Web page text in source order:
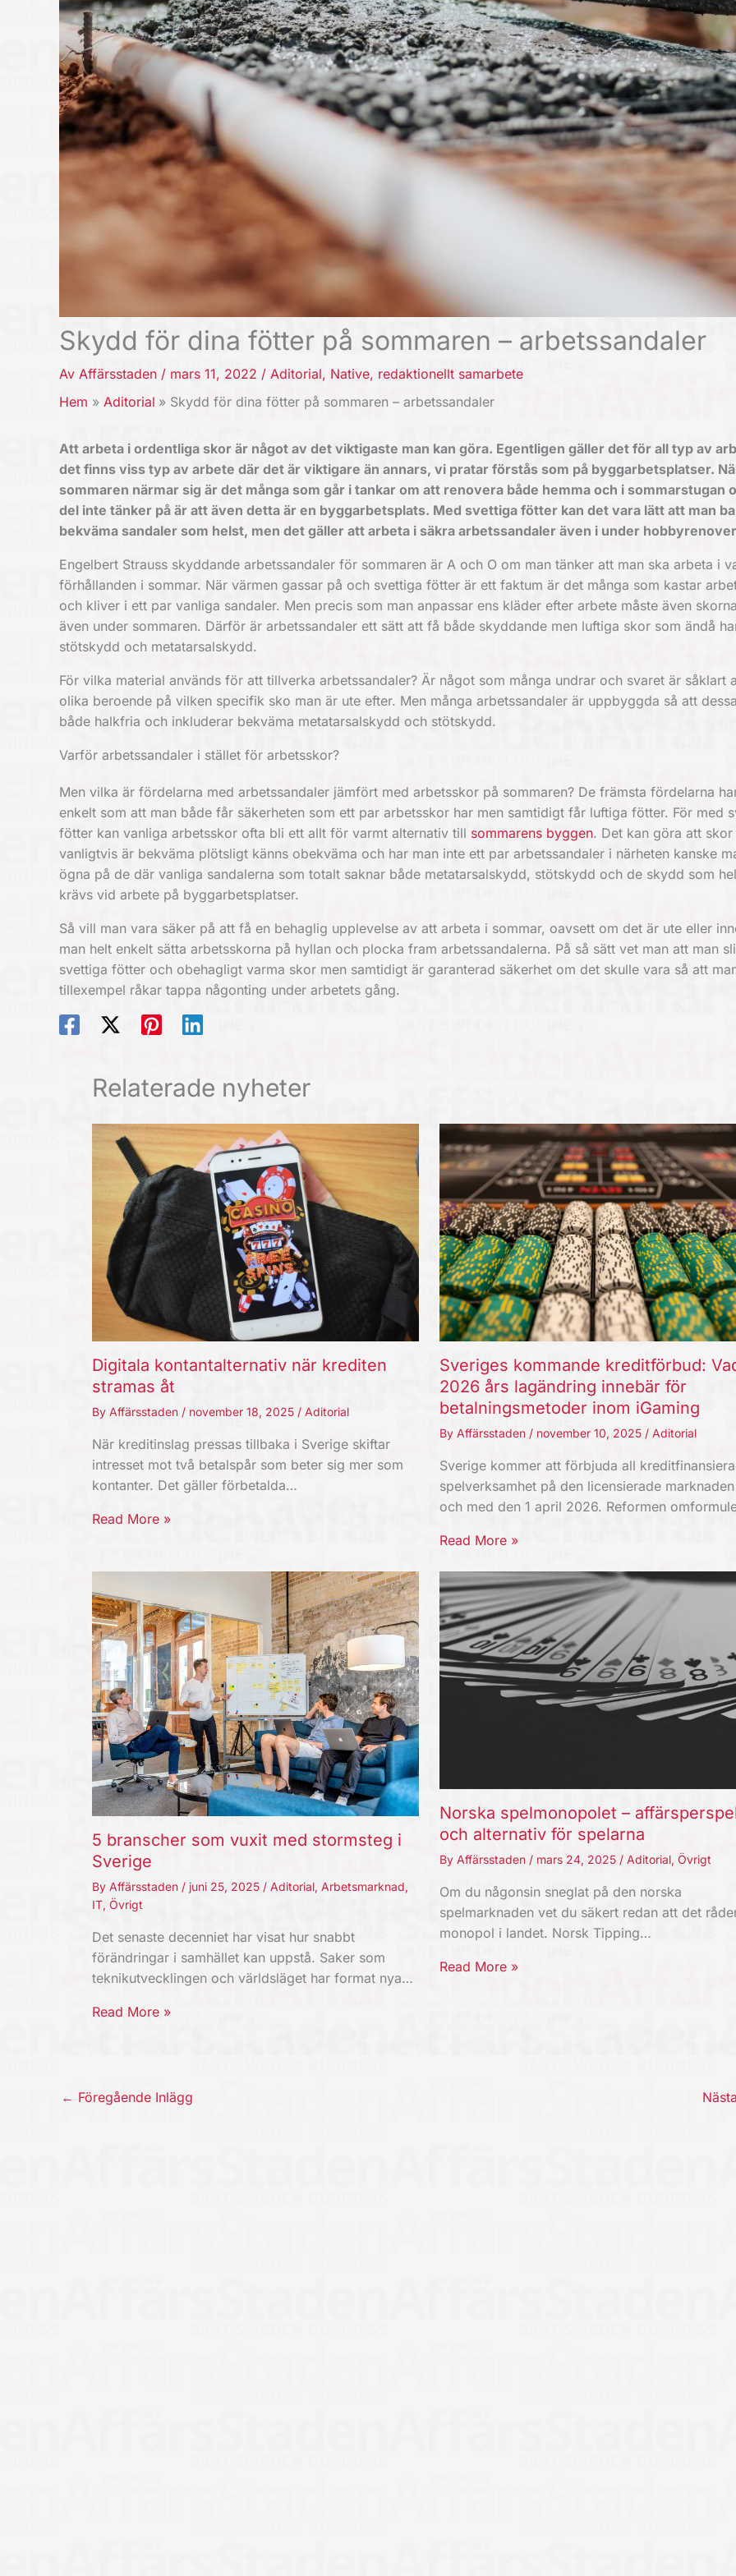
Skydd för dina fötter på sommaren – arbetssandaler
Av Affärsstaden / mars 11, 2022 / Aditorial, Native, redaktionellt samarbete
Hem
Aditorial Skydd för dina fötter på sommaren – arbetssandaler
Att arbeta i ordentliga skor är något av det viktigaste man kan göra. Egentligen gäller det för all typ av
det finns viss typ av arbete där det är viktigare än annars, vi pratar förstås som på byggarbetsplatser.
sommaren närmar sig är det många som går i tankar om att renovera både hemma och i sommarstugan
del inte tänker på är att även detta är en byggarbetsplats. Med svettiga fötter kan det vara lätt att man
bekväma sandaler som helst, men det gäller att arbeta i säkra arbetssandaler även i under
Engelbert Strauss skyddande arbetssandaler för sommaren är A och O om man tänker att man ska arbeta i
förhållanden i sommar. När värmen gassar på och svettiga fötter är ett faktum är det många som kastar
och kliver i ett par vanliga sandaler. Men precis som man anpassar ens kläder efter arbete måste även
även under sommaren. Därför är arbetssandaler ett sätt att få både skyddande men luftiga skor som ändå
stötskydd och metatarsalskydd.
För vilka material används för att tillverka arbetssandaler? Är något som många undrar och svaret är såklart
olika beroende på vilken specifik sko man är ute efter. Men många arbetssandaler är uppbyggda så att
både halkfria och inkluderar bekväma metatarsalskydd och stötskydd.
Varför arbetssandaler i stället för arbetsskor?
Men vilka är fördelarna med arbetssandaler jämfört med arbetsskor på sommaren? De främsta fördelarna
enkelt som att man både får säkerheten som ett par arbetsskor har men samtidigt får luftiga fötter. För med
fötter kan vanliga arbetsskor ofta bli ett allt för varmt alternativ till sommarens byggen. Det kan göra att skor
vanligtvis är bekväma plötsligt känns obekväma och har man inte ett par arbetssandaler i närheten kanske
ögna på de där vanliga sandalerna som totalt saknar både metatarsalskydd, stötskydd och de skydd som
krävs vid arbete på byggarbetsplatser.
Så vill man vara säker på att få en behaglig upplevelse av att arbeta i sommar, oavsett om det är ute eller
man helt enkelt sätta arbetsskorna på hyllan och plocka fram arbetssandalerna. På så sätt vet man att man
svettiga fötter och obehagligt varma skor men samtidigt är garanterad säkerhet om det skulle vara så att
tillexempel råkar tappa någonting under arbetets gång.
Relaterade nyheter
Digitala kontantalternativ när krediten
stramas åt
By Affärsstaden / november 18, 2025 / Aditorial
När kreditinslag pressas tillbaka i Sverige skiftar
intresset mot två betalspår som beter sig mer som
kontanter. Det gäller förbetalda…
Read More »
Sveriges kommande kreditförbud:
2026 års lagändring innebär för
betalningsmetoder inom iGaming
By Affärsstaden / november 10, 2025 / Aditorial
Sverige kommer att förbjuda all
spelverksamhet på den licensierade
och med den 1 april 2026. Reformen
Read More »
5 branscher som vuxit med stormsteg i
Sverige
By Affärsstaden / juni 25, 2025 / Aditorial, Arbetsmarknad,
IT, Övrigt
Det senaste decenniet har visat hur snabbt
förändringar i samhället kan uppstå. Saker som
teknikutvecklingen och världsläget har format nya…
Read More »
Norska spelmonopolet –
och alternativ för spelarna
By Affärsstaden / mars 24, 2025 / Aditorial, Övrigt
Om du någonsin sneglat på den norska
spelmarknaden vet du säkert redan att det
monopol i landet. Norsk Tipping…
Read More »
← Föregående Inlägg